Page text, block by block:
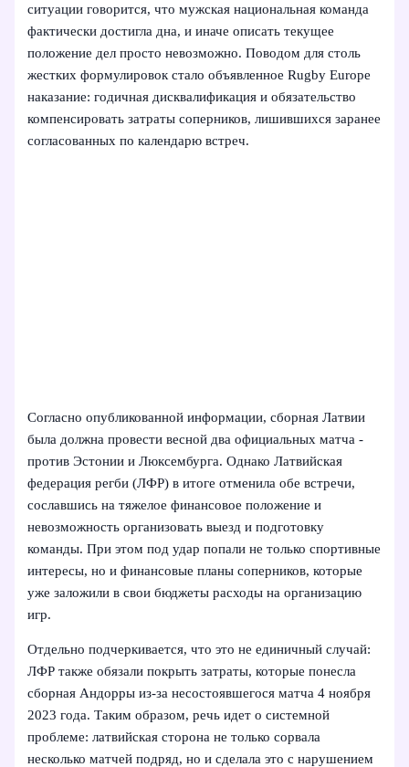
ситуации говорится, что мужская национальная команда
фактически достигла дна, и иначе описать текущее
положение дел просто невозможно. Поводом для столь
жестких формулировок стало объявленное Rugby Europe
наказание: годичная дисквалификация и обязательство
компенсировать затраты соперников, лишившихся заранее
согласованных по календарю встреч.
Согласно опубликованной информации, сборная Латвии
была должна провести весной два официальных матча -
против Эстонии и Люксембурга. Однако Латвийская
федерация регби (ЛФР) в итоге отменила обе встречи,
сославшись на тяжелое финансовое положение и
невозможность организовать выезд и подготовку
команды. При этом под удар попали не только спортивные
интересы, но и финансовые планы соперников, которые
уже заложили в свои бюджеты расходы на организацию
игр.
Отдельно подчеркивается, что это не единичный случай:
ЛФР также обязали покрыть затраты, которые понесла
сборная Андорры из‑за несостоявшегося матча 4 ноября
2023 года. Таким образом, речь идет о системной
проблеме: латвийская сторона не только сорвала
несколько матчей подряд, но и сделала это с нарушением